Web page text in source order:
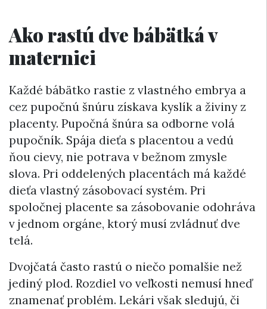
Ako rastú dve bábätká v
maternici
Každé bábätko rastie z vlastného embrya a
cez pupočnú šnúru získava kyslík a živiny z
placenty. Pupočná šnúra sa odborne volá
pupočník. Spája dieťa s placentou a vedú
ňou cievy, nie potrava v bežnom zmysle
slova. Pri oddelených placentách má každé
dieťa vlastný zásobovací systém. Pri
spoločnej placente sa zásobovanie odohráva
v jednom orgáne, ktorý musí zvládnuť dve
telá.
Dvojčatá často rastú o niečo pomalšie než
jediný plod. Rozdiel vo veľkosti nemusí hneď
znamenať problém. Lekári však sledujú, či